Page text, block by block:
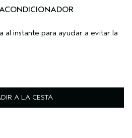
instante para ayudar a evitar la
A LA CESTA